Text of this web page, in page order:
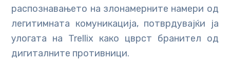
распознавањето на злонамерните намери од
легитимната комуникација, потврдувајќи ја
улогата на Trellix како цврст бранител од
дигиталните противници.